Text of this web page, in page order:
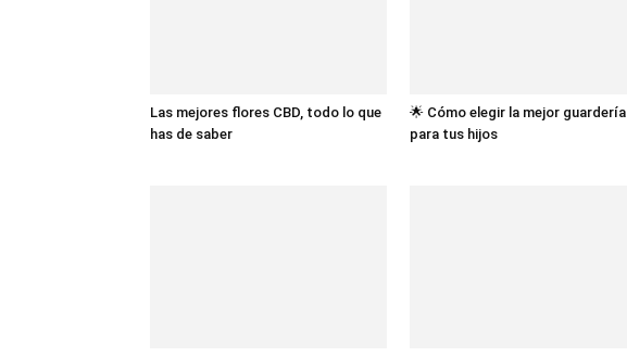
Las mejores flores CBD, todo lo que
has de saber
🌟 Cómo elegir la mejor guardería
para tus hijos